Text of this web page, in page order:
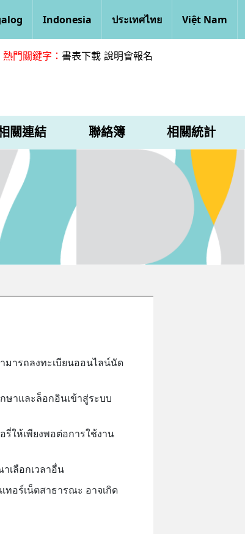
Indonesia ประเทศไทย Việt Nam
熱門關鍵字： 書表下載 說明會報名
關連結 聯絡簿 相關統計
มารถลงทะเบียนออนไลน์นัด
ษาและล็อกอินเข้าสู่ระบบ
ให้เพียงพอต่อการใช้งาน
เลือกเวลาอื่น
อร์เน็ตสาธารณะ อาจเกิด